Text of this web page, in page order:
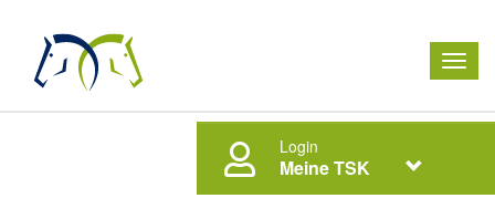
Login
Meine TSK